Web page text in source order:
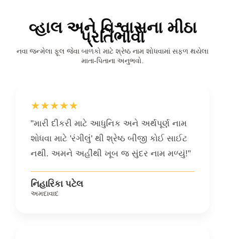
વ્હાલ અને વિશ્વાસના મીઠા
પ્રતિભાવો
નવા જન્મેલા ફૂલ જેવા બાળકો માટે શ્રેષ્ઠ નામ શોધવામાં સફળ થયેલા
માતા-પિતાના અનુભવો.
★★★★★
"મારી દીકરી માટે આધુનિક અને અર્થપૂર્ણ નામ
શોધવા માટે 'રંગીલું' થી શ્રેષ્ઠ બીજી કોઈ સાઈટ
નથી. અમને અહીંથી ખૂબ જ સુંદર નામ મળ્યું!"
નિહારિકા પટેલ
અમદાવાદ